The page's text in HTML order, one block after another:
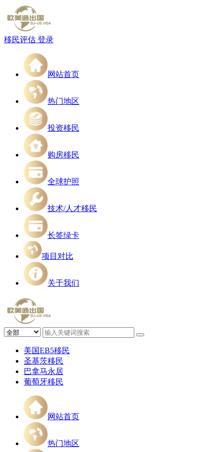
移民评估 登录
网站首页
热门地区
投资移民
购房移民
全球护照
技术/人才移民
长签绿卡
项目对比
关于我们
美国EB5移民
圣基茨移民
巴拿马永居
葡萄牙移民
网站首页
热门地区